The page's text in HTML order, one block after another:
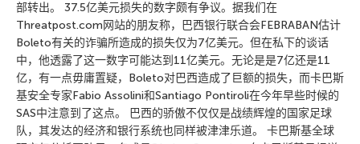
部转出。 37.5亿美元损失的数字颇有争议。据我们在
Threatpost.com网站的朋友称，巴西银行联合会FEBRABAN估计
Boleto有关的诈骗所造成的损失仅为7亿美元。但在私下的谈话
中，他透露了这一数字可能达到11亿美元。无论是是7亿还是11
亿，有一点毋庸置疑，Boleto对巴西造成了巨额的损失，而卡巴斯
基安全专家Fabio Assolini和Santiago Pontiroli在今年早些时候的
SAS中注意到了这点。 巴西的骄傲不仅仅是战绩辉煌的国家足球
队，其发达的经济和银行系统也同样被津津乐道。 卡巴斯基全球